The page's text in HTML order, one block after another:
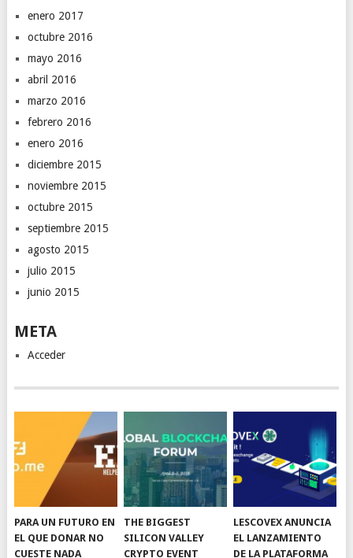
enero 2017
octubre 2016
mayo 2016
abril 2016
marzo 2016
febrero 2016
enero 2016
diciembre 2015
noviembre 2015
octubre 2015
septiembre 2015
agosto 2015
julio 2015
junio 2015
META
Acceder
PARA UN FUTURO EN
EL QUE DONAR NO
CUESTE NADA
THE BIGGEST
SILICON VALLEY
CRYPTO EVENT
LESCOVEX ANUNCIA
EL LANZAMIENTO
DE LA PLATAFORMA